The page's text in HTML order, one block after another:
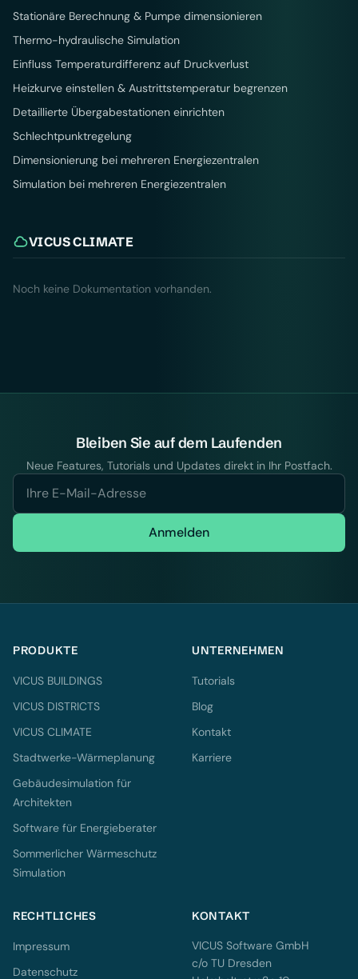
Stationäre Berechnung & Pumpe dimensionieren
Thermo-hydraulische Simulation
Einfluss Temperaturdifferenz auf Druckverlust
Heizkurve einstellen & Austrittstemperatur begrenzen
Detaillierte Übergabestationen einrichten
Schlechtpunktregelung
Dimensionierung bei mehreren Energiezentralen
Simulation bei mehreren Energiezentralen
VICUS CLIMATE
Noch keine Dokumentation vorhanden.
Bleiben Sie auf dem Laufenden
Neue Features, Tutorials und Updates direkt in Ihr Postfach.
Anmelden
PRODUKTE
VICUS BUILDINGS
VICUS DISTRICTS
VICUS CLIMATE
Stadtwerke-Wärmeplanung
Gebäudesimulation für
Architekten
Software für Energieberater
Sommerlicher Wärmeschutz
Simulation
UNTERNEHMEN
Tutorials
Blog
Kontakt
Karriere
RECHTLICHES
Impressum
Datenschutz
KONTAKT
VICUS Software GmbH
c/o TU Dresden